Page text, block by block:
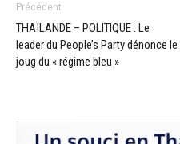
Précédent
THAÏLANDE – POLITIQUE : Le
leader du People’s Party dénonce le
joug du « régime bleu »